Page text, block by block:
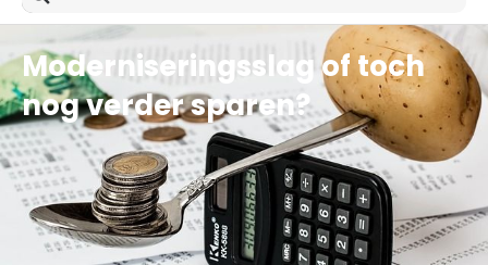
Moderniseringsslag of toch
nog verder sparen?